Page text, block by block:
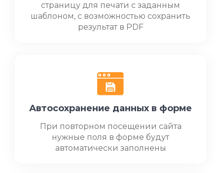
страницу для печати с заданным
шаблоном, с возможностью сохранить
результат в PDF
Автосохранение данных в форме
При повторном посещении сайта
нужные поля в форме будут
автоматически заполнены